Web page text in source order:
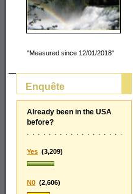
"Measured since 12/01/2018"
Enquête
Already been in the USA
before?
Yes (3,209)
N0 (2,606)